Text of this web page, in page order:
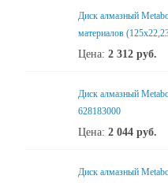
Диск алмазный
материалов
Цена: 2 312 руб.
Диск алмазный
628183000
Цена: 2 044 руб.
Диск алмазный